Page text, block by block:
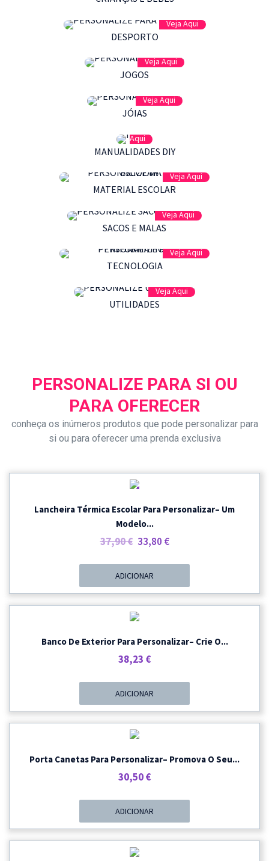
Veja Aqui
DESPORTO
Veja Aqui
JOGOS
Veja Aqui
JÓIAS
Aqui
MANUALIDADES DIY
Veja Aqui
MATERIAL ESCOLAR
Veja Aqui
SACOS E MALAS
Veja Aqui
TECNOLOGIA
Veja Aqui
UTILIDADES
PERSONALIZE PARA SI OU
PARA OFERECER
conheça os inúmeros produtos que pode personalizar para
si ou para oferecer uma prenda exclusiva
Lancheira Térmica Escolar Para Personalizar– Um
Modelo...
37,90€ O
Original
Era:
37,90 €.
33,80 €O
É:
33,80 €.
ADICIONAR
Banco De Exterior Para Personalizar– Crie O...
38,23 €
ADICIONAR
Porta Canetas Para Personalizar– Promova O Seu...
30,50€
ADICIONAR